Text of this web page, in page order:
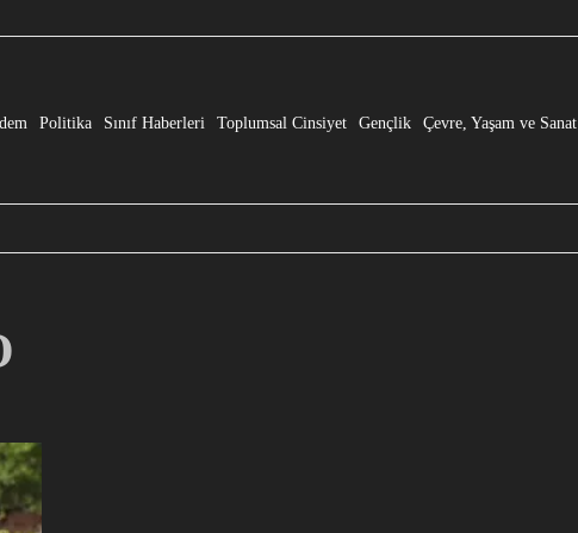
Politika Sınıf Haberleri Toplumsal Cinsiyet Gençlik Çevre, Yaşam ve Sanat